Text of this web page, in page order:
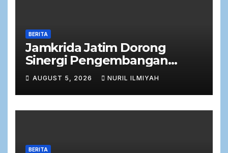
BERITA
Jamkrida Jatim Dorong
Sinergi Pengembangan
Potensi Petani Cabai
bersama Bank Jatim
AUGUST 5, 2026 NURIL ILMIYAH
BERITA